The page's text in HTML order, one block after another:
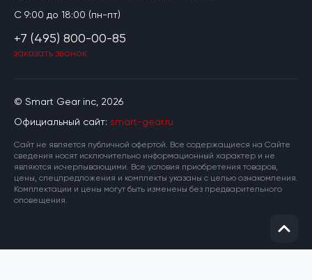
© Smart Gear inc, 2026
Официальный сайт: smart-gear.ru
Cайт не является публичной офертой. Все содержащиеся на Сайте
сведения носят исключительно информационный характер и не
являются исчерпывающими. Все условия приобретения товаров,
цены, спецпредложения и комплекты указаны с целью ознакомления.
Комплектации и цены могут быть изменены без предварительного
оповещения.
C 9:00 до 18:00 (пн-пт)
+7 (495) 800-00-85
заказать звонок